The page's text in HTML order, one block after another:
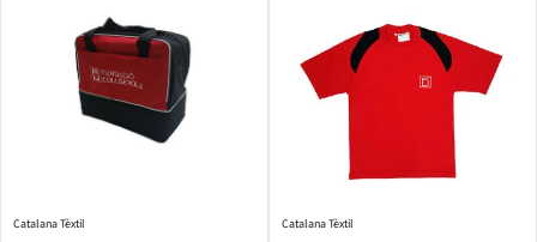
Catalana Tèxtil Catalana Tèxtil